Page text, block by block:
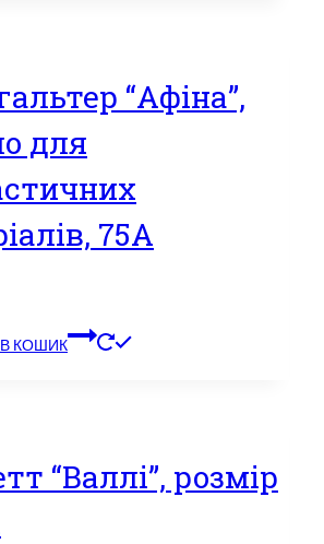
“Афіна”,
для
75А
КОШИК
“Валлі”, розмір